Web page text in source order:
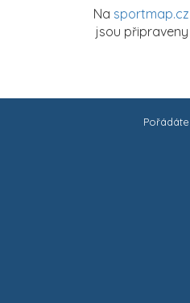
Na sportmap.cz
jsou